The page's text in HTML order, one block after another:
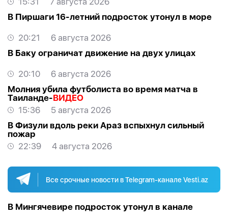
В Пиршаги 16-летний подросток утонул в море
20:21
6 августа 2026
В Баку ограничат движение на двух улицах
20:10
6 августа 2026
Молния убила футболиста во время матча в
Таиланде-ВИДЕО
15:36
5 августа 2026
В Физули вдоль реки Араз вспыхнул сильный
пожар
22:39
4 августа 2026
Все срочные новости в Telegram-канале Vesti.az
В Мингячевире подросток утонул в канале